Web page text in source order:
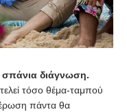
σπάνια διάγνωση.
τόσο θέμα-ταμπού
πάντα θα